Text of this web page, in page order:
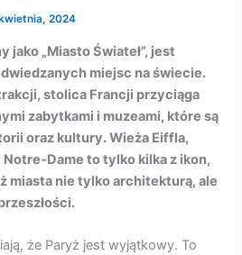
2024
jako „Miasto Świateł”, jest
miejsc na świecie.
stolica Francji przyciąga
zabytkami i muzeami, które są
oraz kultury. Wieża Eiffla,
Dame to tylko kilka z ikon,
miasta nie tylko architekturą, ale
że Paryż jest wyjątkowy. To